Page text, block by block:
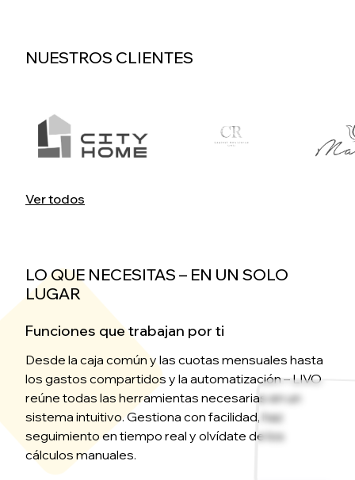
NUESTROS CLIENTES
Ver todos
LO QUE NECESITAS – EN UN SOLO
LUGAR
Funciones que trabajan por ti
Desde la caja común y las cuotas mensuales hasta
los gastos compartidos y la automatización – LIVO
reúne todas las herramientas necesarias en un
sistema intuitivo. Gestiona con facilidad, haz
seguimiento en tiempo real y olvídate de los
cálculos manuales.